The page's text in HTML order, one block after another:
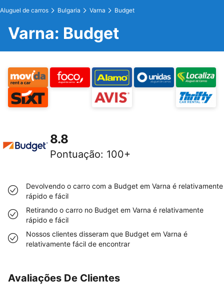
Aluguel de carros Bulgaria Varna Budget
Varna: Budget
8.8
Pontuação: 100+
Devolvendo o carro com a Budget em Varna é relativamente
rápido e fácil
Retirando o carro no Budget em Varna é relativamente
rápido e fácil
Nossos clientes disseram que Budget em Varna é
relativamente fácil de encontrar
Avaliações De Clientes